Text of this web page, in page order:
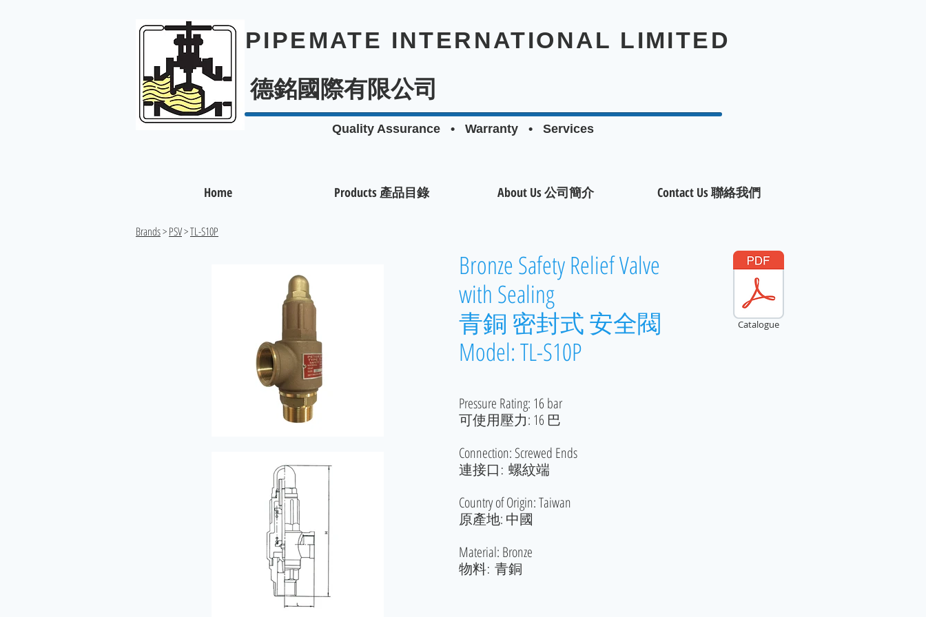
PIPEMATE INTERNATIONAL LIMITED
德銘國際有限公司
Quality Assurance • Warranty • Services
Home Products 產品目錄 About Us 公司簡介 Contact Us 聯絡我們
Brands>PSV>TL-S10P
Bronze Safety Relief Valve
with Sealing
青銅 密封式 安全閥
Model: TL-S10P
Pressure Rating: 16 bar
可使用壓力: 16 巴
Connection: Screwed Ends
連接口: 螺紋端
Country of Origin: Taiwan
原產地: 中國
Material: Bronze
物料: 青銅
Catalogue